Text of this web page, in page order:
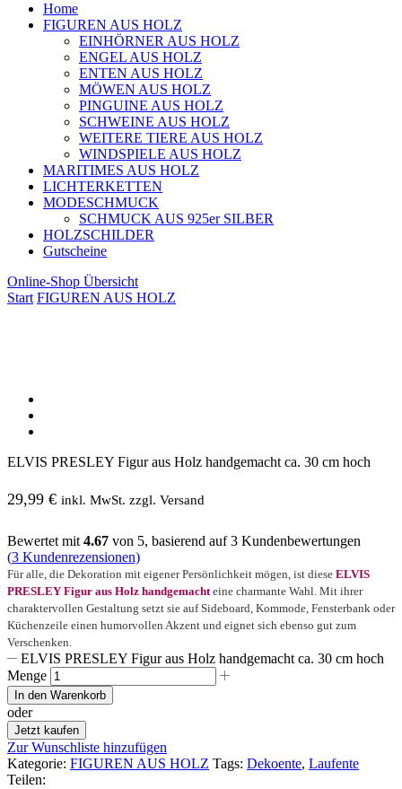
Home
FIGUREN AUS HOLZ
EINHÖRNER AUS HOLZ
ENGEL AUS HOLZ
ENTEN AUS HOLZ
MÖWEN AUS HOLZ
PINGUINE AUS HOLZ
SCHWEINE AUS HOLZ
WEITERE TIERE AUS HOLZ
WINDSPIELE AUS HOLZ
MARITIMES AUS HOLZ
LICHTERKETTEN
MODESCHMUCK
SCHMUCK AUS 925er SILBER
HOLZSCHILDER
Gutscheine
Online-Shop Übersicht
Start FIGUREN AUS HOLZ
ELVIS PRESLEY Figur aus Holz handgemacht ca. 30 cm hoch
29,99 € inkl. MwSt. zzgl. Versand
Bewertet mit 4.67 von 5, basierend auf3 Kundenbewertungen
(3 Kundenrezensionen)
Für alle, die Dekoration mit eigener Persönlichkeit mögen, ist diese ELVIS
PRESLEY Figur aus Holz handgemachteine charmante Wahl. Mit ihrer
charaktervollen Gestaltung setzt sie auf Sideboard, Kommode, Fensterbank oder
Küchenzeile einen humorvollen Akzent und eignet sich ebenso gut zum
Verschenken.
ELVIS PRESLEY Figur aus Holz handgemacht ca. 30 cm hoch
Menge
In den Warenkorb
oder
Jetzt kaufen
Zur Wunschliste hinzufügen
Kategorie: FIGUREN AUS HOLZ Tags: Dekoente, Laufente
Teilen: